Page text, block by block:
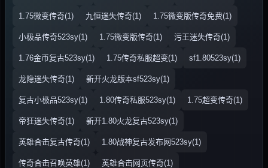
1.75微变传奇(1) 九恒迷失传奇(1) 1.75微变版传奇免费(1)
小极品传奇523sy(1) 1.75微变版传奇(1) 污王迷失传奇(1)
1.76金币复古523sy(1) 1.75传奇私服超变(1) sf1.80523sy(1)
龙隐迷失传奇(1) 新开火龙版本sf523sy(1)
复古小极品523sy(1) 1.80传奇私服523sy(1) 1.75超变传奇(1)
帝狂迷失传奇(1) 新开1.80火龙复古523sy(1)
英雄合击复古传奇(1) 1.80战神复古发布网523sy(1)
传奇合击召唤英雄(1) 英雄合击网页传奇(1)